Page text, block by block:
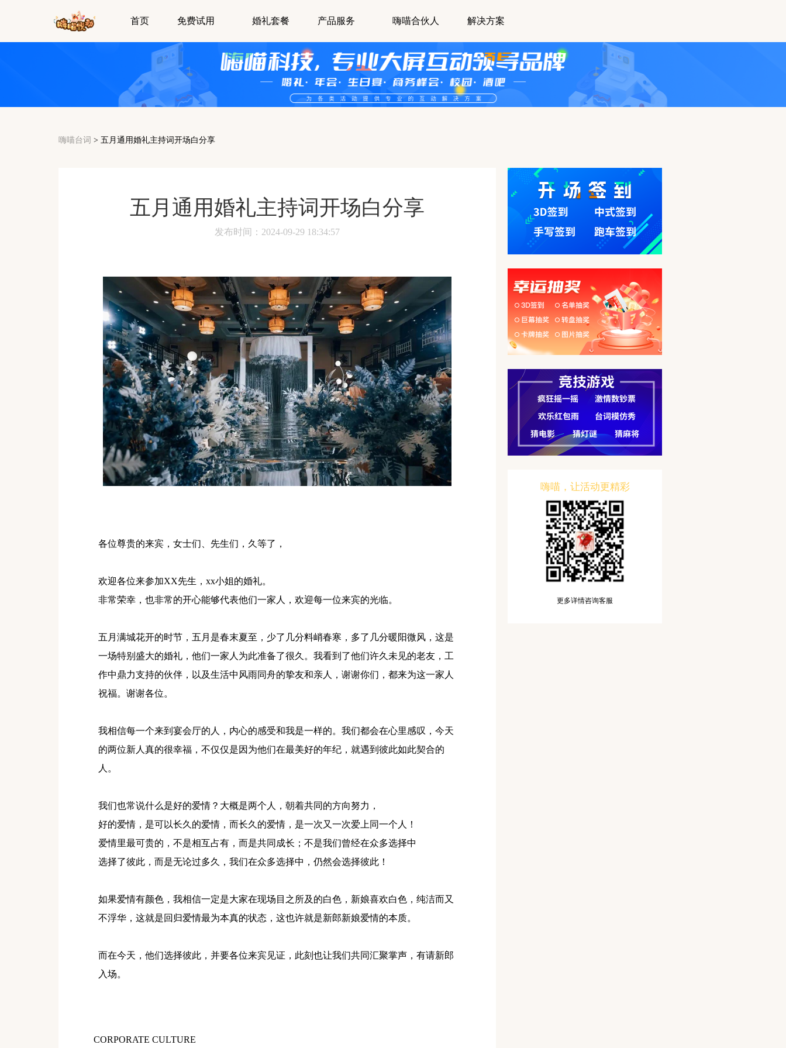
首页 免费试用 婚礼套餐 产品服务 嗨喵合伙人 解决方案
嗨喵台词 > 五月通用婚礼主持词开场白分享
五月通用婚礼主持词开场白分享
发布时间：2024-09-29 18:34:57
各位尊贵的来宾，女士们、先生们，久等了，
欢迎各位来参加XX先生，xx小姐的婚礼。
非常荣幸，也非常的开心能够代表他们一家人，欢迎每一位来宾的光临。
五月满城花开的时节，五月是春末夏至，少了几分料峭春寒，多了几分暖阳微风，这是
一场特别盛大的婚礼，他们一家人为此准备了很久。我看到了他们许久未见的老友，工
作中鼎力支持的伙伴，以及生活中风雨同舟的挚友和亲人，谢谢你们，都来为这一家人
祝福。谢谢各位。
我相信每一个来到宴会厅的人，内心的感受和我是一样的。我们都会在心里感叹，今天
的两位新人真的很幸福，不仅仅是因为他们在最美好的年纪，就遇到彼此如此契合的
人。
我们也常说什么是好的爱情？大概是两个人，朝着共同的方向努力，
好的爱情，是可以长久的爱情，而长久的爱情，是一次又一次爱上同一个人！
爱情里最可贵的，不是相互占有，而是共同成长；不是我们曾经在众多选择中
选择了彼此，而是无论过多久，我们在众多选择中，仍然会选择彼此！
如果爱情有颜色，我相信一定是大家在现场目之所及的白色，新娘喜欢白色，纯洁而又
不浮华，这就是回归爱情最为本真的状态，这也许就是新郎新娘爱情的本质。
而在今天，他们选择彼此，并要各位来宾见证，此刻也让我们共同汇聚掌声，有请新郎
入场。
CORPORATE CULTURE
嗨喵，让活动更精彩
更多详情咨询客服